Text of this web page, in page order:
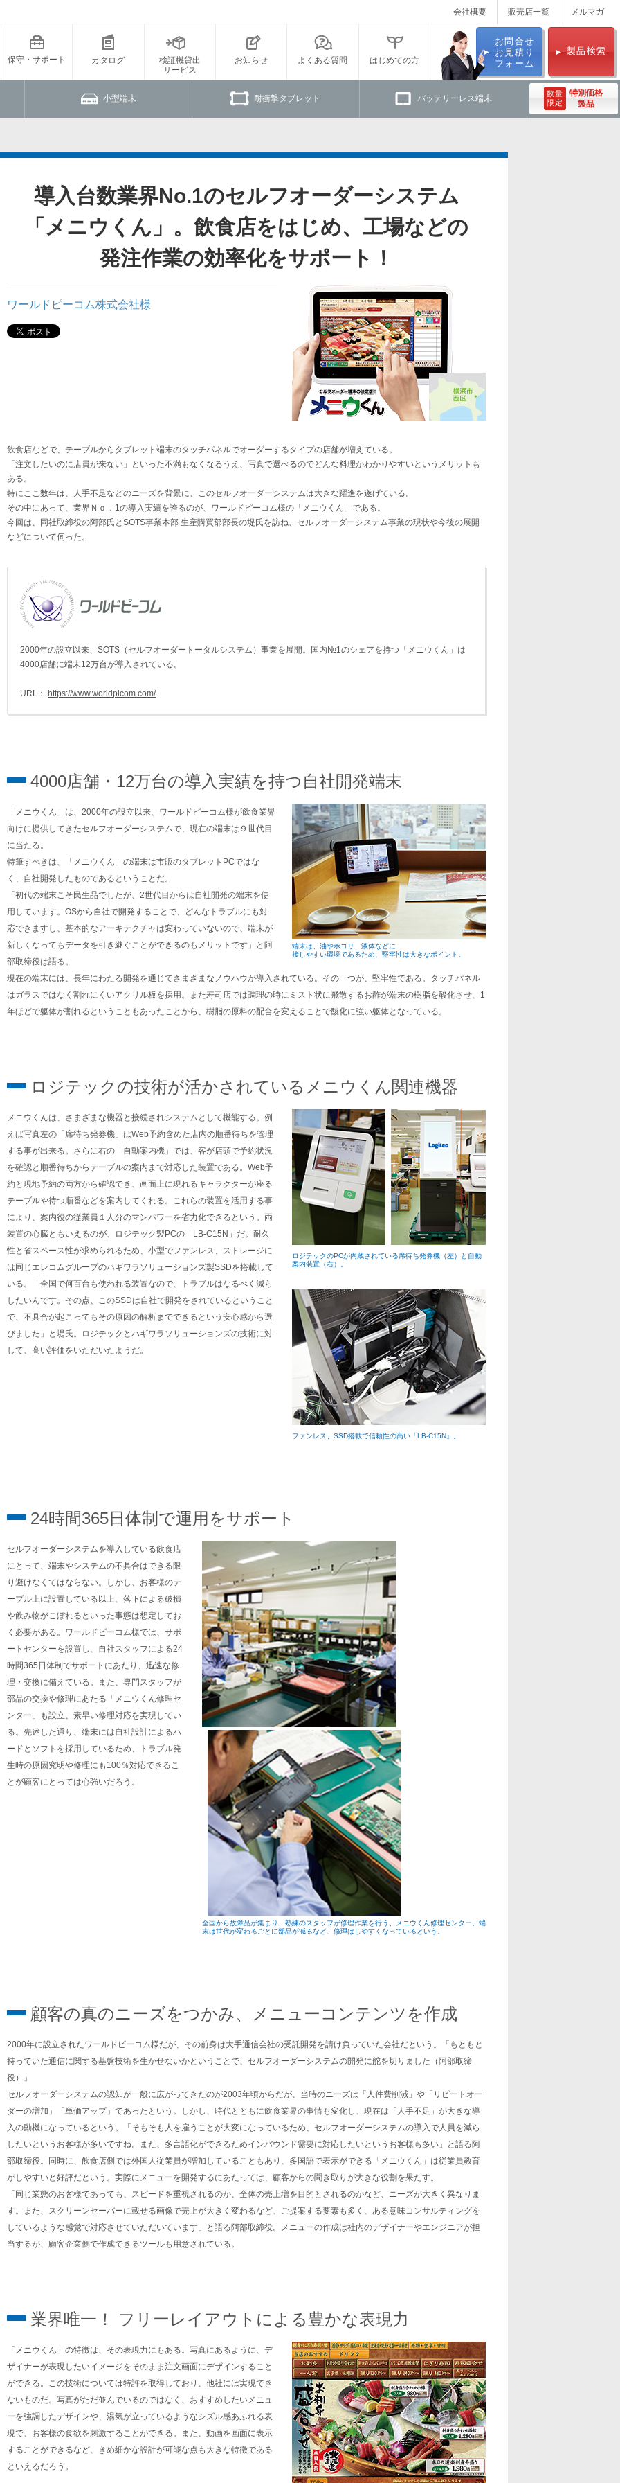
会社概要 販売店一覧 メルマガ
保守・サポート カタログ
検証機貸出
サービス
お知らせ よくある質問 はじめての方
お問合せ
お見積り
フォーム
製品検索
小型端末 耐衝撃タブレット バッテリーレス端末
数量
限定
特別価格
製品
導入台数業界No.1のセルフオーダーシステム
「メニウくん」。飲食店をはじめ、工場などの
発注作業の効率化をサポート！
ワールドピーコム株式会社様
飲食店などで、テーブルからタブレット端末のタッチパネルでオーダーするタイプの店舗が増えている。
「注文したいのに店員が来ない」といった不満もなくなるうえ、写真で選べるのでどんな料理かわかりやすいというメリットも
ある。
特にここ数年は、人手不足などのニーズを背景に、このセルフオーダーシステムは大きな躍進を遂げている。
その中にあって、業界Ｎｏ．1の導入実績を誇るのが、ワールドピーコム様の「メニウくん」である。
今回は、同社取締役の阿部氏とSOTS事業本部 生産購買部部長の堤氏を訪ね、セルフオーダーシステム事業の現状や今後の展開
などについて伺った。
2000年の設立以来、SOTS（セルフオーダートータルシステム）事業を展開。国内№1のシェアを持つ「メニウくん」は
4000店舗に端末12万台が導入されている。
URL： https://www.worldpicom.com/
4000店舗・12万台の導入実績を持つ自社開発端末
端末は、油やホコリ、液体などに
接しやすい環境であるため、堅牢性は大きなポイント。
「メニウくん」は、2000年の設立以来、ワールドピーコム様が飲食業界
向けに提供してきたセルフオーダーシステムで、現在の端末は９世代目
に当たる。
特筆すべきは、「メニウくん」の端末は市販のタブレットPCではな
く、自社開発したものであるということだ。
「初代の端末こそ民生品でしたが、2世代目からは自社開発の端末を使
用しています。OSから自社で開発することで、どんなトラブルにも対
応できますし、基本的なアーキテクチャは変わっていないので、端末が
新しくなってもデータを引き継ぐことができるのもメリットです」と阿
部取締役は語る。
現在の端末には、長年にわたる開発を通じてさまざまなノウハウが導入されている。その一つが、堅牢性である。タッチパネル
はガラスではなく割れにくいアクリル板を採用。また寿司店では調理の時にミスト状に飛散するお酢が端末の樹脂を酸化させ、1
年ほどで躯体が割れるということもあったことから、樹脂の原料の配合を変えることで酸化に強い躯体となっている。
ロジテックの技術が活かされているメニウくん関連機器
ロジテックのPCが内蔵されている席待ち発券機（左）と自動
案内装置（右）。
ファンレス、SSD搭載で信頼性の高い「LB-C15N」。
メニウくんは、さまざまな機器と接続されシステムとして機能する。例
えば写真左の「席待ち発券機」はWeb予約含めた店内の順番待ちを管理
する事が出来る。さらに右の「自動案内機」では、客が店頭で予約状況
を確認と順番待ちからテーブルの案内まで対応した装置である。Web予
約と現地予約の両方から確認でき、画面上に現れるキャラクターが座る
テーブルや待つ順番などを案内してくれる。これらの装置を活用する事
により、案内役の従業員１人分のマンパワーを省力化できるという。両
装置の心臓ともいえるのが、ロジテック製PCの「LB-C15N」だ。耐久
性と省スペース性が求められるため、小型でファンレス、ストレージに
は同じエレコムグループのハギワラソリューションズ製SSDを搭載して
いる。「全国で何百台も使われる装置なので、トラブルはなるべく減ら
したいんです。その点、このSSDは自社で開発をされているということ
で、不具合が起こってもその原因の解析までできるという安心感から選
びました」と堤氏。ロジテックとハギワラソリューションズの技術に対
して、高い評価をいただいたようだ。
24時間365日体制で運用をサポート
全国から故障品が集まり、熟練のスタッフが修理作業を行う、メニウくん修理センター。端
末は世代が変わるごとに部品が減るなど、修理はしやすくなっているという。
セルフオーダーシステムを導入している飲食店
にとって、端末やシステムの不具合はできる限
り避けなくてはならない。しかし、お客様のテ
ーブル上に設置している以上、落下による破損
や飲み物がこぼれるといった事態は想定してお
く必要がある。ワールドピーコム様では、サポ
ートセンターを設置し、自社スタッフによる24
時間365日体制でサポートにあたり、迅速な修
理・交換に備えている。また、専門スタッフが
部品の交換や修理にあたる「メニウくん修理セ
ンター」も設立、素早い修理対応を実現してい
る。先述した通り、端末には自社設計によるハ
ードとソフトを採用しているため、トラブル発
生時の原因究明や修理にも100％対応できるこ
とが顧客にとっては心強いだろう。
顧客の真のニーズをつかみ、メニューコンテンツを作成
2000年に設立されたワールドピーコム様だが、その前身は大手通信会社の受託開発を請け負っていた会社だという。「もともと
持っていた通信に関する基盤技術を生かせないかということで、セルフオーダーシステムの開発に舵を切りました（阿部取締
役）」
セルフオーダーシステムの認知が一般に広がってきたのが2003年頃からだが、当時のニーズは「人件費削減」や「リピートオー
ダーの増加」「単価アップ」であったという。しかし、時代とともに飲食業界の事情も変化し、現在は「人手不足」が大きな導
入の動機になっているという。「そもそも人を雇うことが大変になっているため、セルフオーダーシステムの導入で人員を減ら
したいというお客様が多いですね。また、多言語化ができるためインバウンド需要に対応したいというお客様も多い」と語る阿
部取締役。同時に、飲食店側では外国人従業員が増加していることもあり、多国語で表示ができる「メニウくん」は従業員教育
がしやすいと好評だという。実際にメニューを開発するにあたっては、顧客からの聞き取りが大きな役割を果たす。
「同じ業態のお客様であっても、スピードを重視されるのか、全体の売上増を目的とされるのかなど、ニーズが大きく異なりま
す。また、スクリーンセーバーに載せる画像で売上が大きく変わるなど、ご提案する要素も多く、ある意味コンサルティングを
しているような感覚で対応させていただいています」と語る阿部取締役。メニューの作成は社内のデザイナーやエンジニアが担
当するが、顧客企業側で作成できるツールも用意されている。
業界唯一！ フリーレイアウトによる豊かな表現力
「メニウくん」の特徴は、その表現力にもある。写真にあるように、デ
ザイナーが表現したいイメージをそのまま注文画面にデザインすること
ができる。この技術については特許を取得しており、他社には実現でき
ないものだ。写真がただ並んでいるのではなく、おすすめしたいメニュ
ーを強調したデザインや、湯気が立っているようなシズル感あふれる表
現で、お客様の食欲を刺激することができる。また、動画を画面に表示
することができるなど、きめ細かな設計が可能な点も大きな特徴である
といえるだろう。